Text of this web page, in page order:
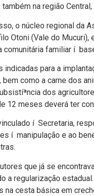
também na região
o núcleo regional da
Otoni (Vale do Mucuri),
comunitária familiar í
indicadas para a
bem como a carne dos
dos
12 meses deverá ter
í Secretaria,
í manipulação e ao
que já se
a regularização
na cesta básica em